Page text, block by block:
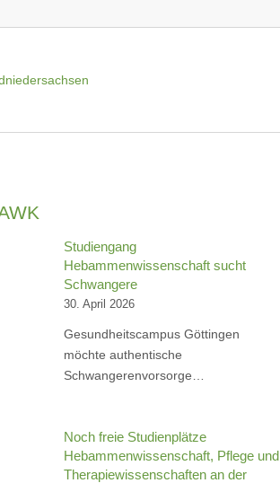
Studiengang
Hebammenwissenschaft sucht
Schwangere
30. April 2026
Gesundheitscampus Göttingen
möchte authentische
Schwangerenvorsorge…
Noch freie Studienplätze
Hebammenwissenschaft, Pflege und
Therapiewissenschaften an der